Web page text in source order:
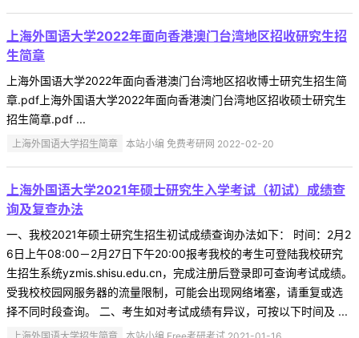
上海外国语大学2022年面向香港澳门台湾地区招收研究生招
生简章
上海外国语大学2022年面向香港澳门台湾地区招收博士研究生招生简
章.pdf上海外国语大学2022年面向香港澳门台湾地区招收硕士研究生
招生简章.pdf ...
上海外国语大学招生简章 本站小编 免费考研网 2022-02-20
上海外国语大学2021年硕士研究生入学考试（初试）成绩查
询及复查办法
一、我校2021年硕士研究生招生初试成绩查询办法如下： 时间：2月2
6日上午08:00－2月27日下午20:00报考我校的考生可登陆我校研究
生招生系统yzmis.shisu.edu.cn，完成注册后登录即可查询考试成绩。
受我校校园网服务器的流量限制，可能会出现网络堵塞，请重复或选
择不同时段查询。 二、考生如对考试成绩有异议，可按以下时间及 ...